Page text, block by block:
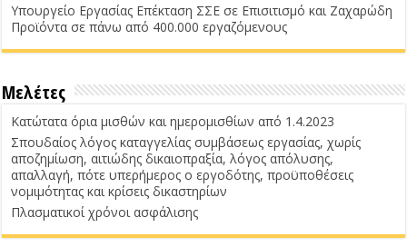
Υπουργείο Εργασίας Επέκταση ΣΣΕ σε Επισιτισμό και Ζαχαρώδη
Προϊόντα σε πάνω από 400.000 εργαζόμενους
Μελέτες
Κατώτατα όρια μισθών και ημερομισθίων από 1.4.2023
Σπουδαίος λόγος καταγγελίας συμβάσεως εργασίας, χωρίς
αποζημίωση, αιτιώδης δικαιοπραξία, λόγος απόλυσης,
απαλλαγή, πότε υπερήμερος ο εργοδότης, προϋποθέσεις
νομιμότητας και κρίσεις δικαστηρίων
Πλασματικοί χρόνοι ασφάλισης